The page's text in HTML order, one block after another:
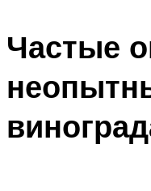
Частые